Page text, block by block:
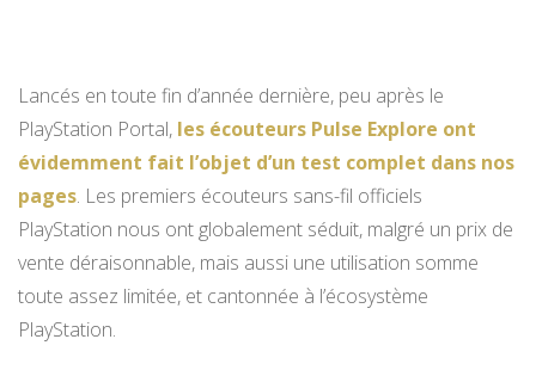
Lancés en toute fin d’année dernière, peu après le
PlayStation Portal, les écouteurs Pulse Explore ont
évidemment fait l’objet d’un test complet dans nos
pages. Les premiers écouteurs sans-fil officiels
PlayStation nous ont globalement séduit, malgré un prix de
vente déraisonnable, mais aussi une utilisation somme
toute assez limitée, et cantonnée à l’écosystème
PlayStation.